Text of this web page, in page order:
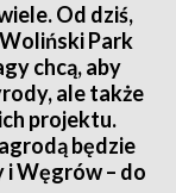
Od dziś,
Park
chcą, aby
ale także
projektu.
będzie
i Węgrów – do